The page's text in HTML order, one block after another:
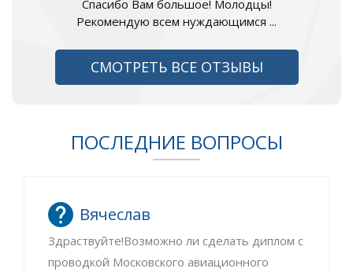
Спасибо Вам большое! Молодцы!
Рекомендую всем нуждающимся ...
СМОТРЕТЬ ВСЕ ОТЗЫВЫ
ПОСЛЕДНИЕ ВОПРОСЫ
Вячеслав
Здраствуйте!Возможно ли сделать диплом с
проводкой Московского авиационного